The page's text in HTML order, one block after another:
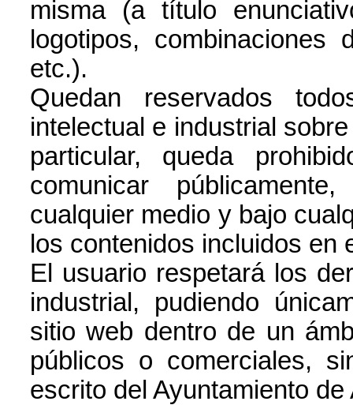
misma (a título
logotipos,
etc.).
Quedan reservados
intelectual e industrial
particular, queda
comunicar
cualquier medio y bajo
los contenidos incluidos en
El usuario respetará los
industrial, pudiendo
sitio web dentro de un
públicos o comerciales,
escrito del Ayuntamiento de